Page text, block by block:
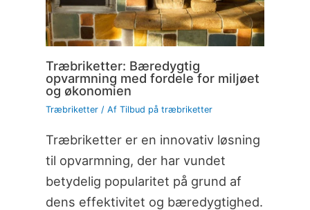
Træbriketter: Bæredygtig
opvarmning med fordele for miljøet
og økonomien
Træbriketter/ Af Tilbud på træbriketter
Træbriketter er en innovativ løsning
til opvarmning, der har vundet
betydelig popularitet på grund af
dens effektivitet og bæredygtighed.